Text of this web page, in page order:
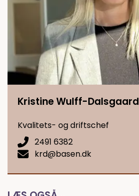
Kristine Wulff-Dalsgaard
Kvalitets- og driftschef
2491 6382
krd@basen.dk